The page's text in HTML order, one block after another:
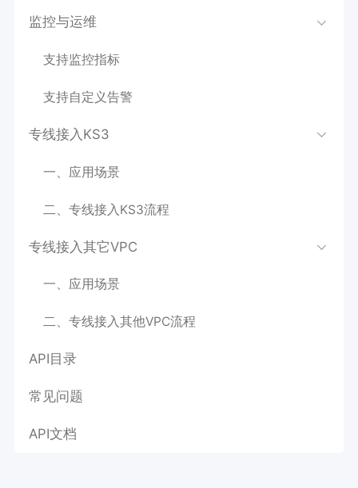
监控与运维
支持监控指标
支持自定义告警
专线接入KS3
一、应用场景
二、专线接入KS3流程
专线接入其它VPC
一、应用场景
二、专线接入其他VPC流程
API目录
常见问题
API文档